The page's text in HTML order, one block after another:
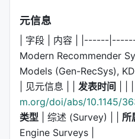
元信息
| 字段 | 内容 | |------
Modern Recommender
Models (Gen-RecSys),
| 见元信息 | | 发表时间
m.org/doi/abs/10.1145/
类型 | 综述 (Survey) | | 所
Engine Surveys |